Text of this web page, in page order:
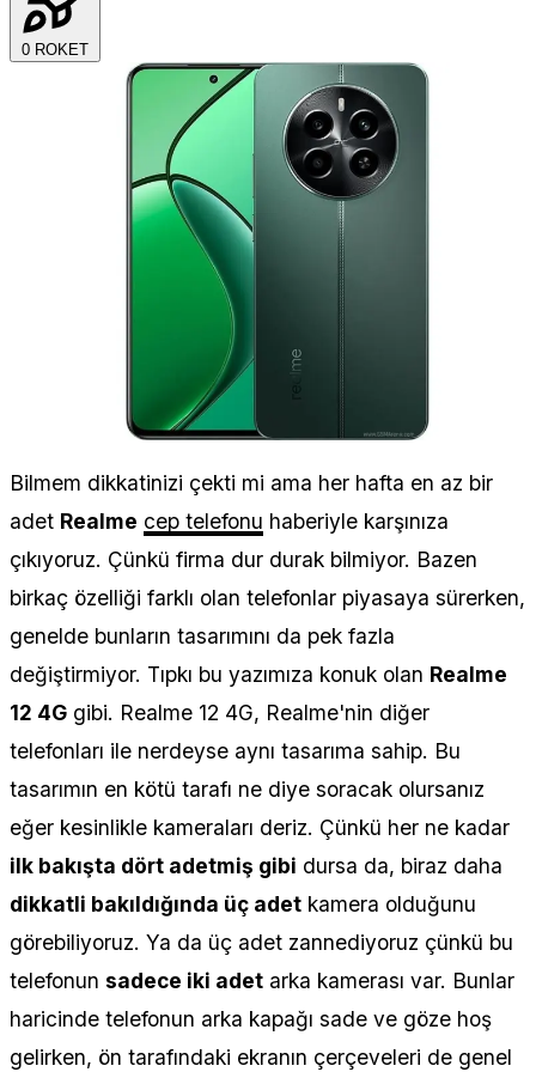
0 ROKET
Bilmem dikkatinizi çekti mi ama her hafta en az bir
adet Realme cep telefonu haberiyle karşınıza
çıkıyoruz. Çünkü firma dur durak bilmiyor. Bazen
birkaç özelliği farklı olan telefonlar piyasaya sürerken,
genelde bunların tasarımını da pek fazla
değiştirmiyor. Tıpkı bu yazımıza konuk olan Realme
12 4G gibi. Realme 12 4G, Realme'nin diğer
telefonları ile nerdeyse aynı tasarıma sahip. Bu
tasarımın en kötü tarafı ne diye soracak olursanız
eğer kesinlikle kameraları deriz. Çünkü her ne kadar
ilk bakışta dört adetmiş gibi dursa da, biraz daha
dikkatli bakıldığında üç adet kamera olduğunu
görebiliyoruz. Ya da üç adet zannediyoruz çünkü bu
telefonun sadece iki adet arka kamerası var. Bunlar
haricinde telefonun arka kapağı sade ve göze hoş
gelirken, ön tarafındaki ekranın çerçeveleri de genel